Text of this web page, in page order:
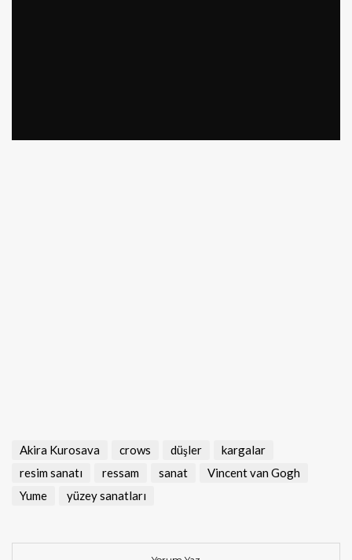
Akira Kurosava crows düşler
kargalar
resim sanatı
ressam sanat
Vincent van Gogh
Yume
yüzey sanatları